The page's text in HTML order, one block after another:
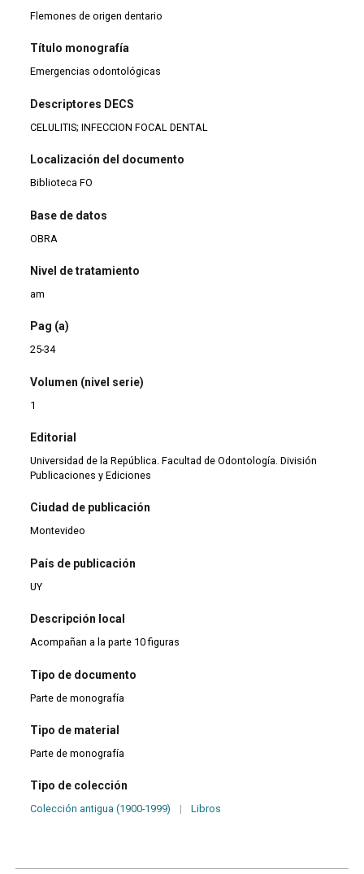
Flemones de origen dentario
Título monografía
Emergencias odontológicas
Descriptores DECS
CELULITIS; INFECCION FOCAL DENTAL
Localización del documento
Biblioteca FO
Base de datos
OBRA
Nivel de tratamiento
am
Pag (a)
25-34
Volumen (nivel serie)
1
Editorial
Universidad de la República. Facultad de Odontología. División
Publicaciones y Ediciones
Ciudad de publicación
Montevideo
País de publicación
UY
Descripción local
Acompañan a la parte 10 figuras
Tipo de documento
Parte de monografía
Tipo de material
Parte de monografía
Tipo de colección
Colección antigua (1900-1999) | Libros